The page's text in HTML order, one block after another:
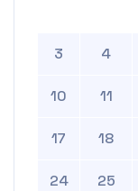
3 4
10 11
17 18
24 25